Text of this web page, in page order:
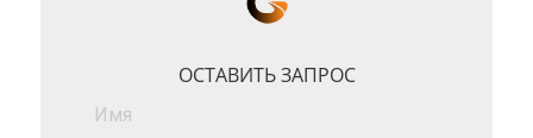
ОСТАВИТЬ ЗАПРОС